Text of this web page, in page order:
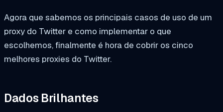
Agora que sabemos os principais casos de uso de um
proxy do Twitter e como implementar o que
escolhemos, finalmente é hora de cobrir os cinco
melhores proxies do Twitter.
Dados Brilhantes